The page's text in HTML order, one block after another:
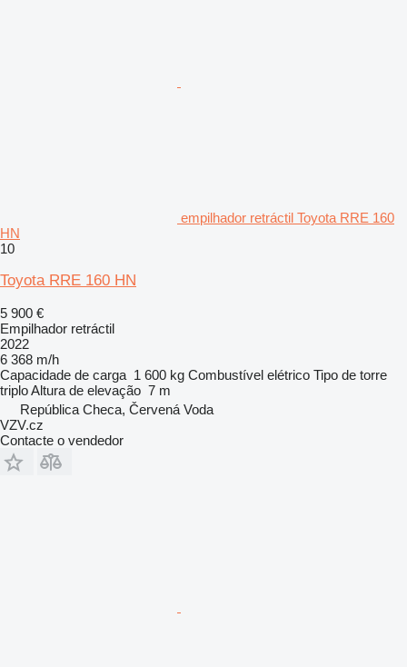
empilhador retráctil Toyota RRE 160
HN
10
Toyota RRE 160 HN
5 900 €
Empilhador retráctil
2022
6 368 m/h
Capacidade de carga 1 600 kg Combustível elétrico Tipo de torre
triploAltura de elevação 7 m
República Checa, Červená Voda
VZV.cz
Contacte o vendedor